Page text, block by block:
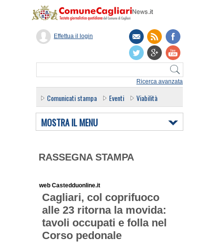
Ricerca avanzata
Effettua il login
Comunicati stampa Eventi Viabilità
MOSTRA IL MENU
RASSEGNA STAMPA
web Castedduonline.it
Cagliari, col coprifuoco
alle 23 ritorna la movida:
tavoli occupati e folla nel
Corso pedonale